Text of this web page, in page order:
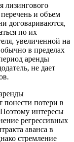
лизингового
и объем
договариваются,
по их
увеличенной на
в пределах
аренды
не дает
понести потери в
интересы
регрессивных
аванса в
стремление